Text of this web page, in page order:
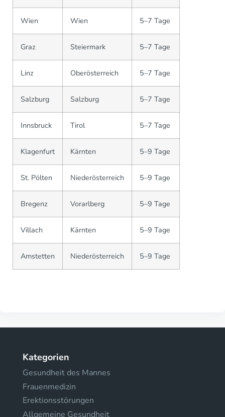
Wien Wien 5–7 Tage
Graz Steiermark 5–7 Tage
Linz Oberösterreich 5–7 Tage
Salzburg Salzburg 5–7 Tage
Innsbruck Tirol 5–7 Tage
Klagenfurt Kärnten 5–9 Tage
St. Pölten Niederösterreich 5–9 Tage
Bregenz Vorarlberg 5–9 Tage
Villach Kärnten 5–9 Tage
Amstetten Niederösterreich 5–9 Tage
Kategorien
Gesundheit des Mannes
Frauenmedizin
Erektionsstörungen
Allgemeine Gesundheit